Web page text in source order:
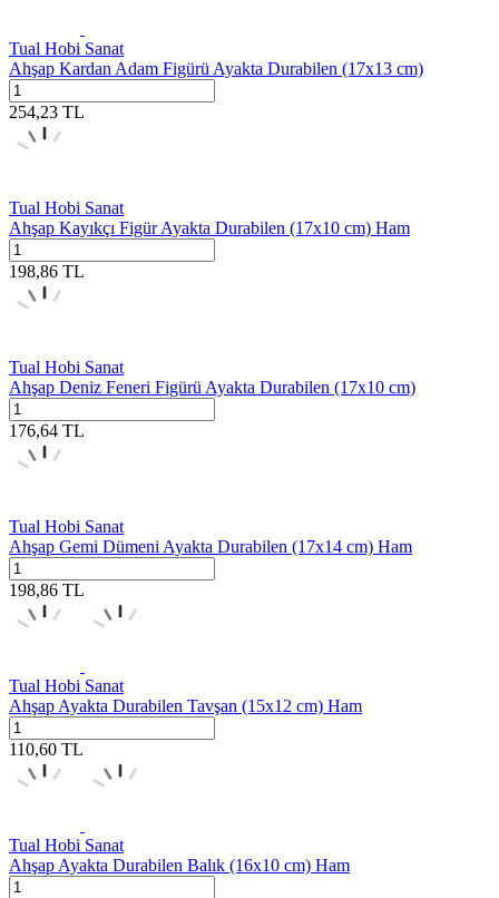
Tual Hobi Sanat
Ahşap Kardan Adam Figürü Ayakta Durabilen (17x13 cm)
254,23 TL
Tual Hobi Sanat
Ahşap Kayıkçı Figür Ayakta Durabilen (17x10 cm) Ham
198,86 TL
Tual Hobi Sanat
Ahşap Deniz Feneri Figürü Ayakta Durabilen (17x10 cm)
176,64 TL
Tual Hobi Sanat
Ahşap Gemi Dümeni Ayakta Durabilen (17x14 cm) Ham
198,86 TL
Tual Hobi Sanat
Ahşap Ayakta Durabilen Tavşan (15x12 cm) Ham
110,60 TL
Tual Hobi Sanat
Ahşap Ayakta Durabilen Balık (16x10 cm) Ham